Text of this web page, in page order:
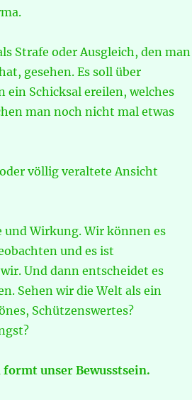
Strafe oder Ausgleich, den man
gesehen. Es soll über
Schicksal ereilen, welches
man noch nicht mal etwas
völlig veraltete Ansicht
und Wirkung. Wir können es
und es ist
Und dann entscheidet es
Sehen wir die Welt als ein
Schützenswertes?
unser Bewusstsein.